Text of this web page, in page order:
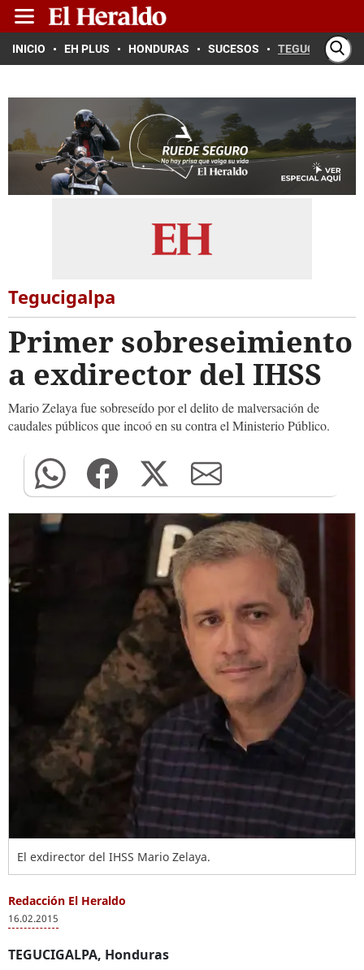
INICIO EH PLUS HONDURAS SUCESOS TEGUCIGALPA
Tegucigalpa
Primer sobreseimiento
a exdirector del IHSS
Mario Zelaya fue sobreseído por el delito de malversación de
caudales públicos que incoó en su contra el Ministerio Público.
El exdirector del IHSS Mario Zelaya.
Redacción El Heraldo
16.02.2015
TEGUCIGALPA, Honduras